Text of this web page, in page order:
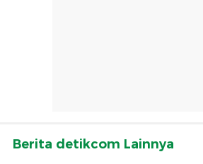
Berita detikcom Lainnya